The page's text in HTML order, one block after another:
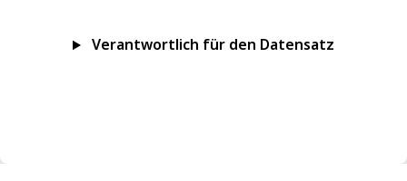
Verantwortlich für den Datensatz